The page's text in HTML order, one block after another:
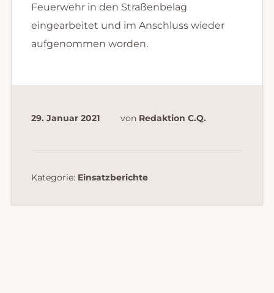
Feuerwehr in den Straßenbelag
eingearbeitet und im Anschluss wieder
aufgenommen worden.
29. Januar 2021 von Redaktion C.Q.
Kategorie: Einsatzberichte